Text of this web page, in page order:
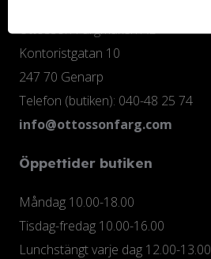
Ottosson Färgmakeri AB
Kontoristgatan 10
247 70 Genarp
Telefon (butiken): 040-48 25 74
info@ottossonfarg.com
Öppettider butiken
Måndag 10.00-18.00
Tisdag-fredag 10.00-16.00
Lunchstängt varje dag 12.00-13.00